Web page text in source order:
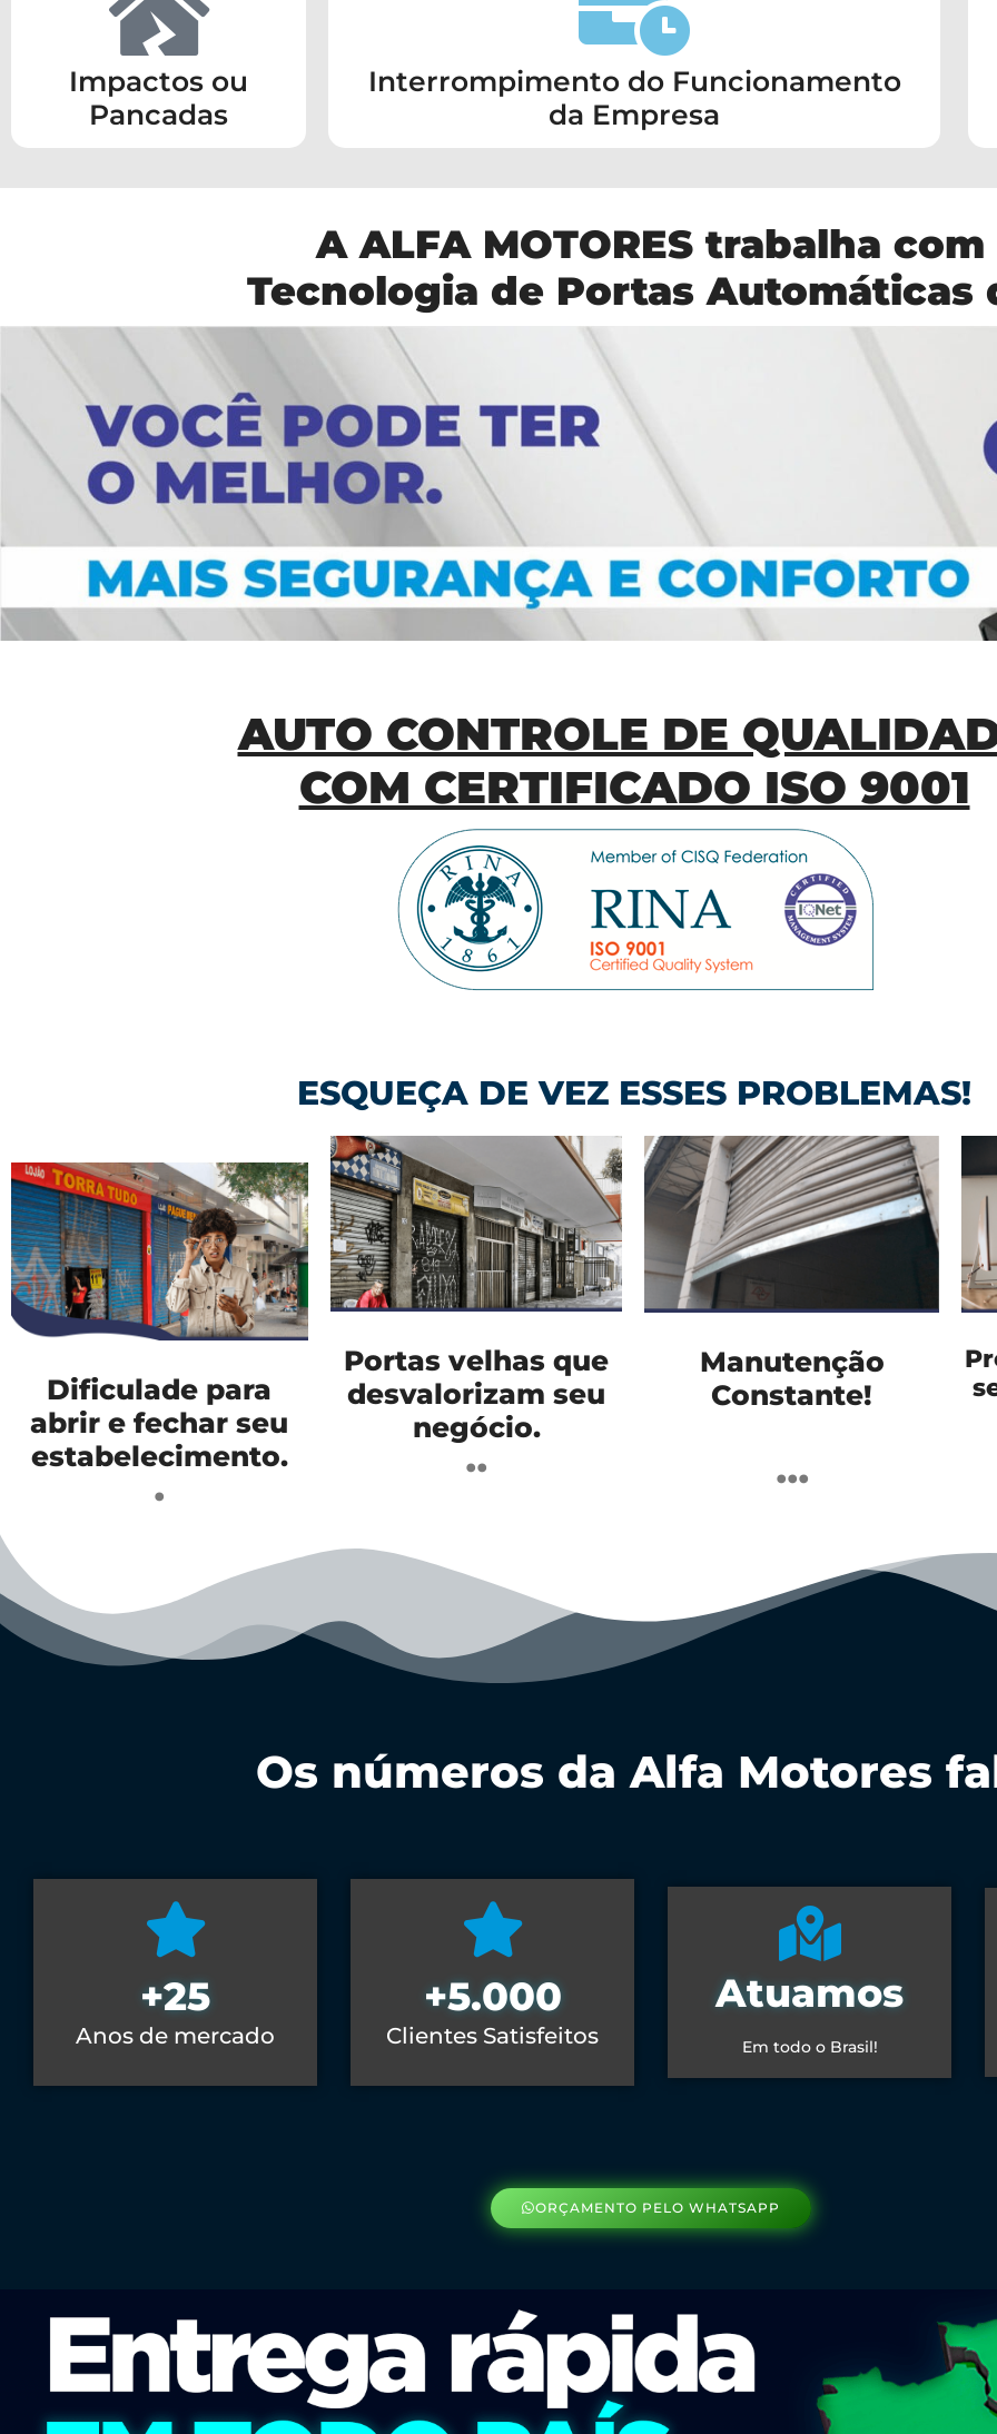
Impactos ou
Pancadas
Interrompimento do Funcionamento
da Empresa
A ALFA MOTORES trabalha
Tecnologia de Portas Automáticas
AUTO CONTROLE DE
COM CERTIFICADO ISO 9001
ESQUEÇA DE VEZ ESSES PROBLEMAS!
Dificulade para
abrir e fechar seu
estabelecimento.
.
Portas velhas que
desvalorizam seu
negócio.
..
Manutenção
Constante!
...
Os números da Alfa Motores
Anos de mercado
+25
Clientes Satisfeitos
+5.000 Atuamos
Em todo o Brasil!
ORÇAMENTO PELO WHATSAPP